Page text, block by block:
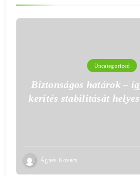
Uncategorized
Biztonságos határok –
kerítés stabilitását
Ágnes Kovács